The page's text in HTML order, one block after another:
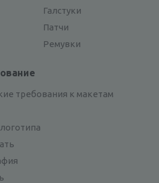
Галстуки
Патчи
Ремувки
требования к макетам